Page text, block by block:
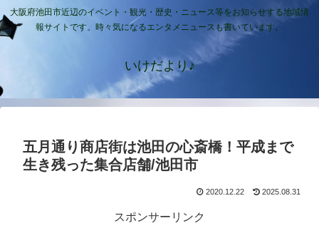
大阪府池田市近辺のイベント・観光・歴史・ニュース等をお知らせする地域情
報サイトです。時々気になるエンタメニュースも書いています。
いけだより♪
五月通り商店街は池田の心斎橋！平成まで
生き残った集合店舗/池田市
2020.12.22 2025.08.31
スポンサーリンク